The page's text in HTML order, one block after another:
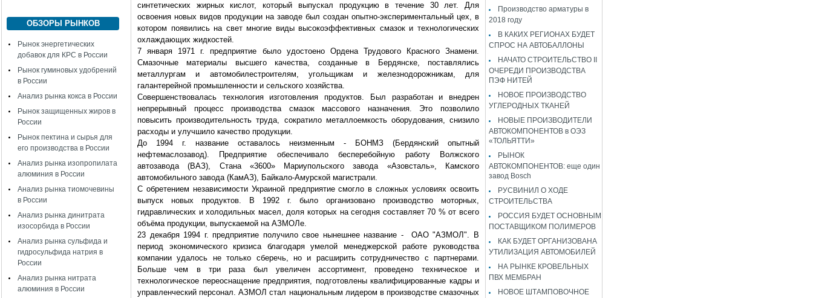
ОБЗОРЫ РЫНКОВ
Рынок энергетических
добавок для КРС в России
Рынок гуминовых удобрений
в России
Анализ рынка кокса в России
Рынок защищенных жиров в
России
Рынок пектина и сырья для
его производства в России
Анализ рынка изопропилата
алюминия в России
Анализ рынка тиомочевины
в России
Анализ рынка динитрата
изосорбида в России
Анализ рынка сульфида и
гидросульфида натрия в
России
Анализ рынка нитрата
алюминия в России
синтетических жирных кислот, который выпускал продукцию в течение 30 лет. Для
освоения новых видов продукции на заводе был создан опытно-экспериментальный цех, в
котором появились на свет многие виды высокоэффективных смазок и технологических
охлаждающих жидкостей.
7 января 1971 г. предприятие было удостоено Ордена Трудового Красного Знамени.
Смазочные материалы высшего качества, созданные в Бердянске, поставлялись
металлургам и автомобилестроителям, угольщикам и железнодорожникам, для
галантерейной промышленности и сельского хозяйства.
Совершенствовалась технология изготовления продуктов. Был разработан и внедрен
непрерывный процесс производства смазок массового назначения. Это позволило
повысить производительность труда, сократило металлоемкость оборудования, снизило
расходы и улучшило качество продукции.
До 1994 г. название оставалось неизменным - БОНМЗ (Бердянский опытный
нефтемаслозавод). Предприятие обеспечивало бесперебойную работу Волжского
автозавода (ВАЗ), Стана «3600» Мариупольского завода «Азовсталь», Камского
автомобильного завода (КамАЗ), Байкало-Амурской магистрали.
С обретением независимости Украиной предприятие смогло в сложных условиях освоить
выпуск новых продуктов. В 1992 г. было организовано производство моторных,
гидравлических и холодильных масел, доля которых на сегодня составляет 70 % от всего
объёма продукции, выпускаемой на АЗМОЛе.
23 декабря 1994 г. предприятие получило свое нынешнее название - ОАО "АЗМОЛ". В
период экономического кризиса благодаря умелой менеджерской работе руководства
компании удалось не только сберечь, но и расширить сотрудничество с партнерами.
Больше чем в три раза был увеличен ассортимент, проведено техническое и
технологическое переоснащение предприятия, подготовлены квалифицированные кадры и
управленческий персонал. АЗМОЛ стал национальным лидером в производстве смазочных
Производство арматуры в
2018 году
В КАКИХ РЕГИОНАХ БУДЕТ
СПРОС НА АВТОБАЛЛОНЫ
НАЧАТО СТРОИТЕЛЬСТВО II
ОЧЕРЕДИ ПРОИЗВОДСТВА
ПЭФ НИТЕЙ
НОВОЕ ПРОИЗВОДСТВО
УГЛЕРОДНЫХ ТКАНЕЙ
НОВЫЕ ПРОИЗВОДИТЕЛИ
АВТОКОМПОНЕНТОВ в ОЭЗ
«ТОЛЬЯТТИ»
РЫНОК
АВТОКОМПОНЕНТОВ: еще один
завод Bosch
РУСВИНИЛ О ХОДЕ
СТРОИТЕЛЬСТВА
РОССИЯ БУДЕТ ОСНОВНЫМ
ПОСТАВЩИКОМ ПОЛИМЕРОВ
КАК БУДЕТ ОРГАНИЗОВАНА
УТИЛИЗАЦИЯ АВТОМОБИЛЕЙ
НА РЫНКЕ КРОВЕЛЬНЫХ
ПВХ МЕМБРАН
НОВОЕ ШТАМПОВОЧНОЕ